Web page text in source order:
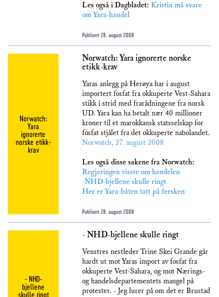
Les også i Dagbladet: Kristin må svare
om Yara-handel
Publisert 28. august 2008
Norwatch:
Yara
ignorerte
norske etikk-
krav
Norwatch: Yara ignorerte norske
etikk-krav
Yaras anlegg på Herøya har i august
importert fosfat fra okkuperte Vest-Sahara
stikk i strid med frarådningene fra norsk
UD. Yara kan ha betalt nær 40 millioner
kroner til et marokkansk statsselskap for
fosfat stjålet fra det okkuperte nabolandet.
Norwatch, 27. august 2008
Les også disse sakene fra Norwatch:
Regjeringen visste om handelen
-NHD-bjellene skulle ringt
Her er Yara-båten tatt på fersken
Publisert 28. august 2008
- NHD-
bjellene
skulle ringt
- NHD-bjellene skulle ringt
Venstres nestleder Trine Skei Grande går
hardt ut mot Yaras import av fosfat fra
okkuperte Vest-Sahara, og mot Nærings-
og handelsdepartementets mangel på
protester. - Jeg lurer på om det er Brustad